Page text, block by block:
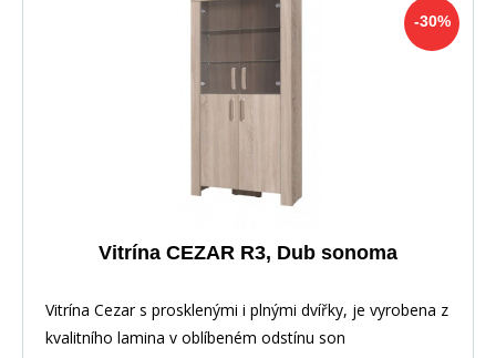
-30%
Vitrína CEZAR R3, Dub sonoma
Vitrína Cezar s prosklenými i plnými dvířky, je vyrobena z
kvalitního lamina v oblíbeném odstínu son